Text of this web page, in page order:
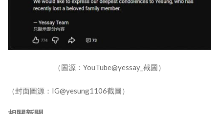
（圖源：YouTube@yessay_截圖）
（封面圖源：IG@yesung1106截圖）